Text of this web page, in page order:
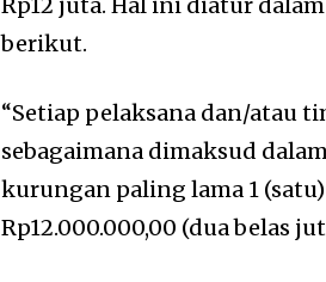
Rp12 juta. Hal ini diatur
berikut.
“Setiap pelaksana dan/atau
sebagaimana dimaksud
kurungan paling lama 1
Rp12.000.000,00 (dua belas